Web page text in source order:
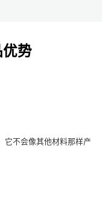
势
它不会像其他材料那样产